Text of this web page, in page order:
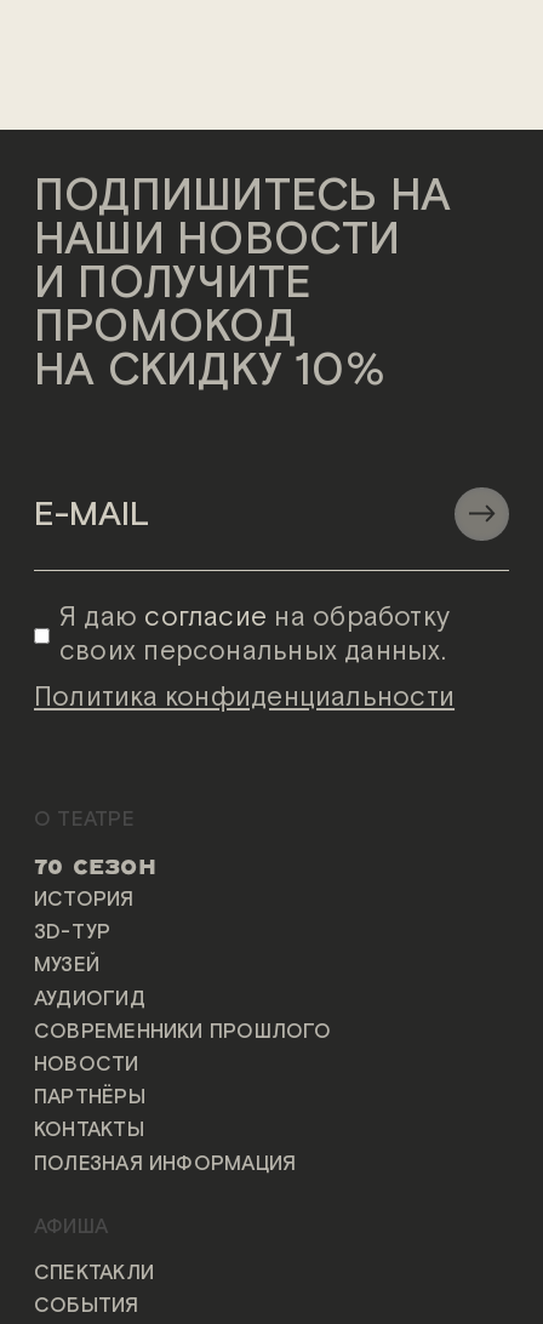
ПОДПИШИТЕСЬ НА
НАШИ НОВОСТИ
И ПОЛУЧИТЕ
ПРОМОКОД
НА СКИДКУ 10%
Я даю согласие на обработку
своих персональных данных.
Политика конфиденциальности
О ТЕАТРЕ
70 СЕЗОН
ИСТОРИЯ
3D-ТУР
МУЗЕЙ
АУДИОГИД
СОВРЕМЕННИКИ ПРОШЛОГО
НОВОСТИ
ПАРТНЁРЫ
КОНТАКТЫ
ПОЛЕЗНАЯ ИНФОРМАЦИЯ
АФИША
СПЕКТАКЛИ
СОБЫТИЯ